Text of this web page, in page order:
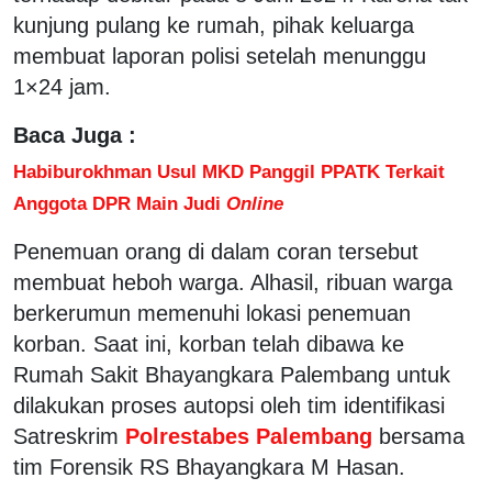
kunjung pulang ke rumah, pihak keluarga
membuat laporan polisi setelah menunggu
1×24 jam.
Baca Juga :
Habiburokhman Usul MKD Panggil PPATK Terkait
Anggota DPR Main Judi Online
Penemuan orang di dalam coran tersebut
membuat heboh warga. Alhasil, ribuan warga
berkerumun memenuhi lokasi penemuan
korban. Saat ini, korban telah dibawa ke
Rumah Sakit Bhayangkara Palembang untuk
dilakukan proses autopsi oleh tim identifikasi
Satreskrim Polrestabes Palembang bersama
tim Forensik RS Bhayangkara M Hasan.